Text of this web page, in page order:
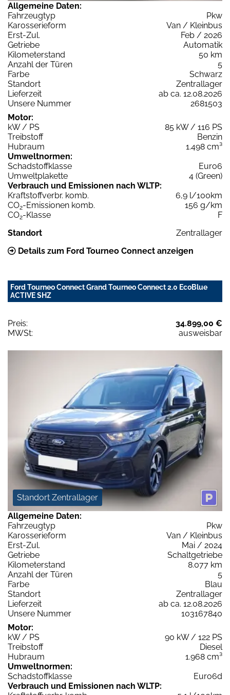
Allgemeine Daten:
Fahrzeugtyp
Pkw
Karosserieform
Van / Kleinbus
Erst-Zul.
Feb / 2026
Getriebe
Automatik
Kilometerstand
50 km
Anzahl der Türen
5
Farbe
Schwarz
Standort
Zentrallager
Lieferzeit
ab ca. 12.08.2026
Unsere Nummer
2681503
Motor:
kW / PS
85 kW / 116 PS
Treibstoff
Benzin
Hubraum
1.498 cm³
Umweltnormen:
Schadstoffklasse
Euro6
Umweltplakette
4 (Green)
Verbrauch und Emissionen nach WLTP:
Kraftstoffverbr. komb.
6,9 l/100km
CO2-Emissionen komb.
156 g/km
CO2-Klasse
F
Standort
Zentrallager
Details zum Ford Tourneo Connect anzeigen
Ford Tourneo Connect Grand Tourneo Connect 2.0 EcoBlue
ACTIVE SHZ
Preis:
34.899,00 €
MWSt:
ausweisbar
Standort Zentrallager
Allgemeine Daten:
Fahrzeugtyp
Pkw
Karosserieform
Van / Kleinbus
Erst-Zul.
Mai / 2024
Getriebe
Schaltgetriebe
Kilometerstand
8.077 km
Anzahl der Türen
5
Farbe
Blau
Standort
Zentrallager
Lieferzeit
ab ca. 12.08.2026
Unsere Nummer
103167840
Motor:
kW / PS
90 kW / 122 PS
Treibstoff
Diesel
Hubraum
1.968 cm³
Umweltnormen:
Schadstoffklasse
Euro6d
Verbrauch und Emissionen nach WLTP: